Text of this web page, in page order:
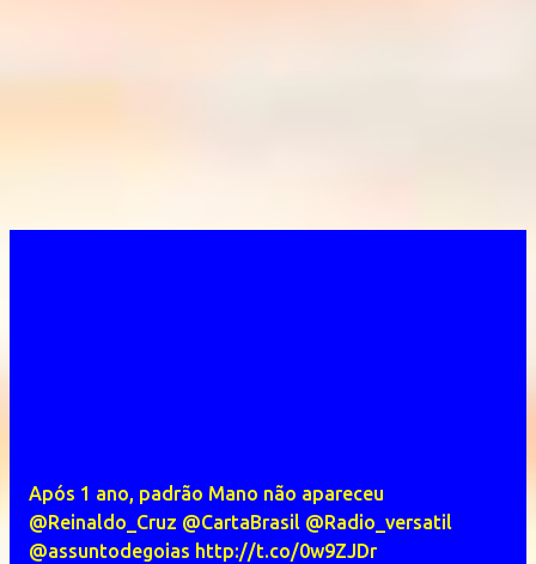
Após 1 ano, padrão Mano não apareceu
@Reinaldo_Cruz @CartaBrasil @Radio_versatil
@assuntodegoias http://t.co/0w9ZJDr